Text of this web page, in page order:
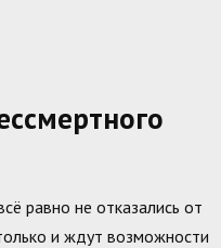
равно не отказались от
и ждут возможности